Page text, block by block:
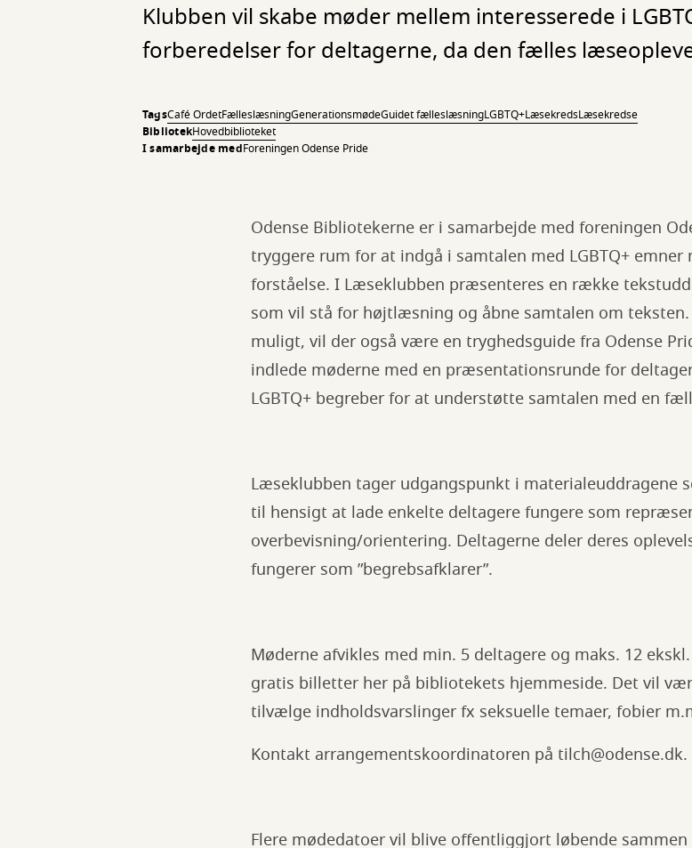
Klubben vil skabe møder mellem interesserede i
forberedelser for deltagerne, da den fælles
TagsCafé OrdetFælleslæsningGenerationsmødeGuidet fælleslæsningLGBTQ+LæsekredsLæsekredse
BibliotekHovedbiblioteket
I samarbejde medForeningen Odense Pride
Odense Bibliotekerne er i samarbejde med foreningen
tryggere rum for at indgå i samtalen med LGBTQ+
forståelse. I Læseklubben præsenteres en række
som vil stå for højtlæsning og åbne samtalen om
muligt, vil der også være en tryghedsguide fra Odense
indlede møderne med en præsentationsrunde for
LGBTQ+ begreber for at understøtte samtalen med en
Læseklubben tager udgangspunkt i materialeuddragene
til hensigt at lade enkelte deltagere fungere som
overbevisning/orientering. Deltagerne deler deres
fungerer som ”begrebsafklarer”.
Møderne afvikles med min. 5 deltagere og maks. 12
gratis billetter her på bibliotekets hjemmeside. Det vil
tilvælge indholdsvarslinger fx seksuelle temaer, fobier
Kontakt arrangementskoordinatoren på tilch@odense.dk.
Flere mødedatoer vil blive offentliggjort løbende